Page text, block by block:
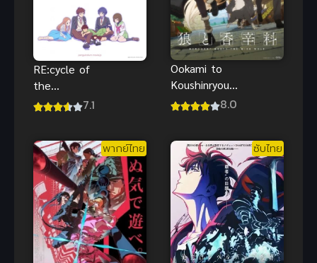
RE:cycle of
the
PENGUINDR
เมะดราม่า
ลึกลับสุดป่วน
7.1
Ookami to
Koushinryou
สาวหมาป่ากับ
ไทย
8.0
พากย์ไทย ซับไทย